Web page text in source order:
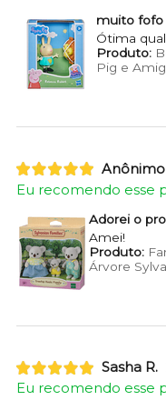
muito fofo
Ótima
Produto:
Pig e
Anônimo
Eu recomendo esse
Adorei o
Amei!
Produto:
Árvore
Sasha R.
Eu recomendo esse